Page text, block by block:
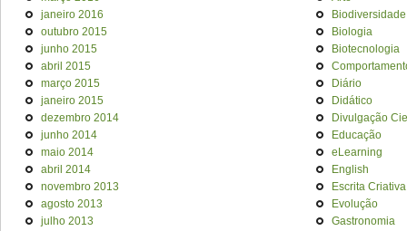
janeiro 2016
outubro 2015
junho 2015
abril 2015
março 2015
janeiro 2015
dezembro 2014
junho 2014
maio 2014
abril 2014
novembro 2013
agosto 2013
julho 2013
Biodiversidade
Biologia
Biotecnologia
Diário
Didático
Divulgação
Educação
eLearning
English
Escrita Criativa
Evolução
Gastronomia